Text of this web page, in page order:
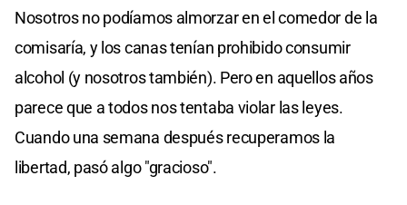
Nosotros no podíamos almorzar en el comedor de la
comisaría, y los canas tenían prohibido consumir
alcohol (y nosotros también). Pero en aquellos años
parece que a todos nos tentaba violar las leyes.
Cuando una semana después recuperamos la
libertad, pasó algo "gracioso".